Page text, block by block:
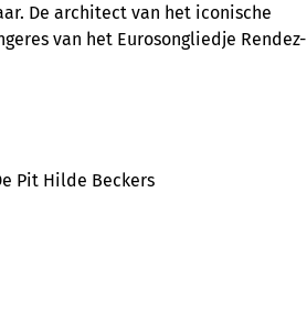
De architect van het iconische
van het Eurosongliedje Rendez-